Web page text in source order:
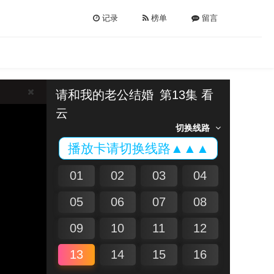
记录 榜单 留言
请和我的老公结婚 第13集 看
云
切换线路
播放卡请切换线路▲▲▲
01 02 03
04
05
06 07
08
09
10 11
12
13
14 15 16